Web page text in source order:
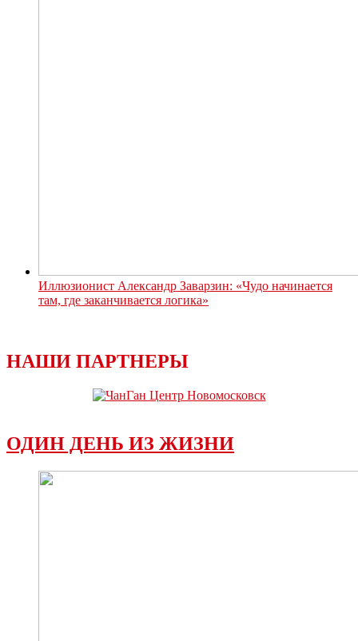
Иллюзионист Александр Заварзин: «Чудо начинается
там, где заканчивается логика»
НАШИ ПАРТНЕРЫ
ОДИН ДЕНЬ ИЗ ЖИЗНИ